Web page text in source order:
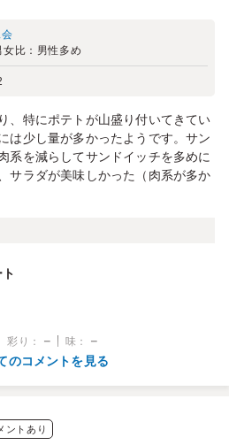
女比： 男性多め
、特にポテトが山盛り付いてきてい
は少し量が多かったようです。サン
系を減らしてサンドイッチを多めに
サラダが美味しかった（肉系が多か
彩り ： － 味 ：
－
のコメントを見る
ントあり